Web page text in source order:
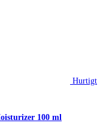
Hurtigt
100 ml